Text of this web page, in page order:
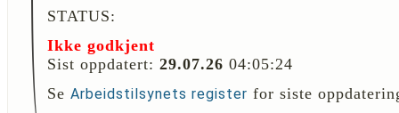
STATUS:
Ikke godkjent
Sist oppdatert: 29.07.26 04:05:24
Se Arbeidstilsynets register for siste